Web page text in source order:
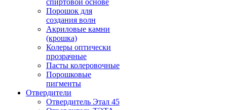
спиртовой основе
Порошок для
создания волн
Акриловые камни
(крошка)
Колеры оптически
прозрачные
Пасты колеровочные
Порошковые
пигменты
Отвердители
Отвердитель Этал 45